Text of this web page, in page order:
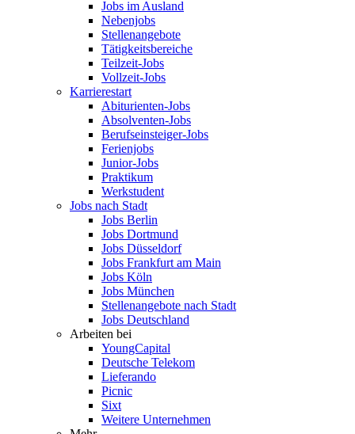
Jobs im Ausland
Nebenjobs
Stellenangebote
Tätigkeitsbereiche
Teilzeit-Jobs
Vollzeit-Jobs
Karrierestart
Abiturienten-Jobs
Absolventen-Jobs
Berufseinsteiger-Jobs
Ferienjobs
Junior-Jobs
Praktikum
Werkstudent
Jobs nach Stadt
Jobs Berlin
Jobs Dortmund
Jobs Düsseldorf
Jobs Frankfurt am Main
Jobs Köln
Jobs München
Stellenangebote nach Stadt
Jobs Deutschland
Arbeiten bei
YoungCapital
Deutsche Telekom
Lieferando
Picnic
Sixt
Weitere Unternehmen